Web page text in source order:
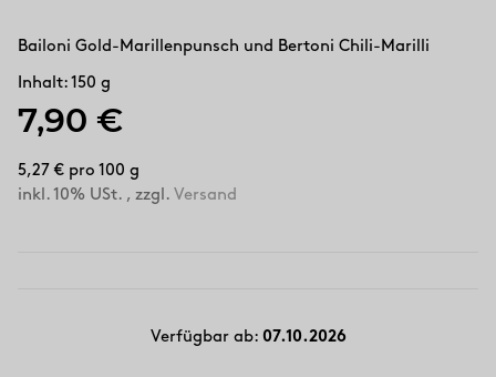
Bailoni Gold-Marillenpunsch und Bertoni Chili-Marilli
Inhalt: 150 g
7,90 €
5,27 € pro 100 g
inkl. 10% USt. , zzgl. Versand
Verfügbar ab: 07.10.2026